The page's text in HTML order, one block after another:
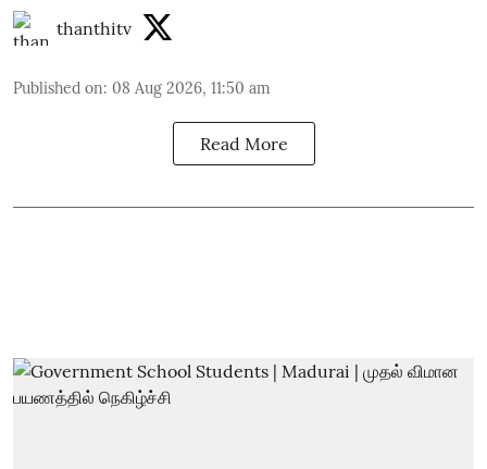
thanthitv
Published on: 08 Aug 2026, 11:50 am
Read More